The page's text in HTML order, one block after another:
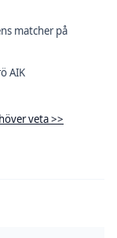
matcher på
AIK
veta >>